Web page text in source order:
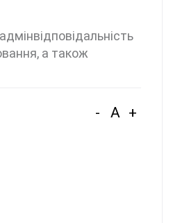
а також
- A +